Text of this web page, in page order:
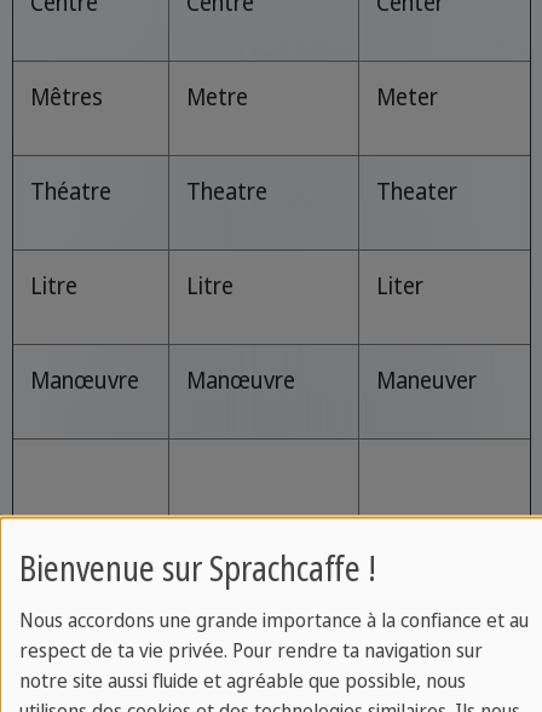
Mêtres Metre Meter
Théatre Theatre Theater
Litre Litre Liter
Manœuvre Manœuvre Maneuver
Les mots avec -l ou –ll
Bienvenue sur Sprachcaffe !
Nous accordons une grande importance à la confiance et au
respect de ta vie privée. Pour rendre ta navigation sur
notre site aussi fluide et agréable que possible, nous